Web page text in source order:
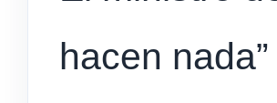
hacen